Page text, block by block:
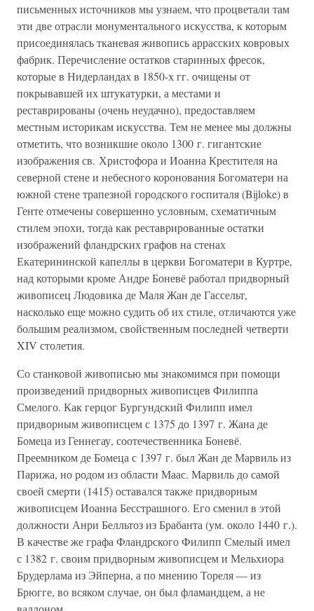
письменных источников мы узнаем, что процветали там
эти две отрасли монументального искусства, к которым
присоединялась тканевая живопись аррасских ковровых
фабрик. Перечисление остатков старинных фресок,
которые в Нидерландах в 1850-х гг. очищены от
покрывавшей их штукатурки, а местами и
реставрированы (очень неудачно), предоставляем
местным историкам искусства. Тем не менее мы должны
отметить, что возникшие около 1300 г. гигантские
изображения св. Христофора и Иоанна Крестителя на
северной стене и небесного коронования Богоматери на
южной стене трапезной городского госпиталя (Bijloke) в
Генте отмечены совершенно условным, схематичным
стилем эпохи, тогда как реставрированные остатки
изображений фландрских графов на стенах
Екатерининской капеллы в церкви Богоматери в Куртре,
над которыми кроме Андре Боневё работал придворный
живописец Людовика де Маля Жан де Гассельт,
насколько еще можно судить об их стиле, отличаются уже
большим реализмом, свойственным последней четверти
XIV столетия.
Со станковой живописью мы знакомимся при помощи
произведений придворных живописцев Филиппа
Смелого. Как герцог Бургундский Филипп имел
придворным живописцем с 1375 до 1397 г. Жана де
Бомеца из Геннегау, соотечественника Боневё.
Преемником де Бомеца с 1397 г. был Жан де Марвиль из
Парижа, но родом из области Маас. Марвиль до самой
своей смерти (1415) оставался также придворным
живописцем Иоанна Бесстрашного. Его сменил в этой
должности Анри Белльтоз из Брабанта (ум. около 1440 г.).
В качестве же графа Фландрского Филипп Смелый имел
с 1382 г. своим придворным живописцем и Мельхиора
Брудерлама из Эйперна, а по мнению Тореля — из
Брюгге, во всяком случае, он был фламандцем, а не